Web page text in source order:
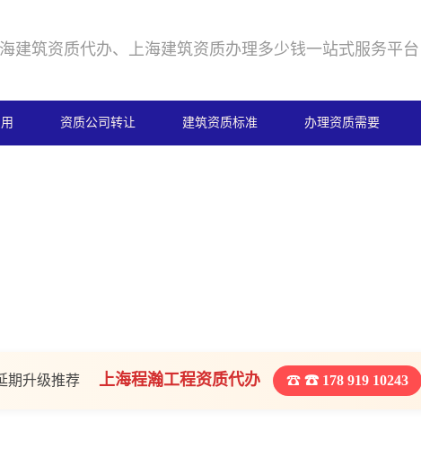
海建筑资质代办、上海建筑资质办理多少钱一站式服务平台
资质公司转让 建筑资质标准 办理资质需要
期升级推荐 上海程瀚工程资质代办 ☎ 178 919 10243